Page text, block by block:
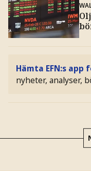
Hämta EFN:s app
nyheter, analyser,